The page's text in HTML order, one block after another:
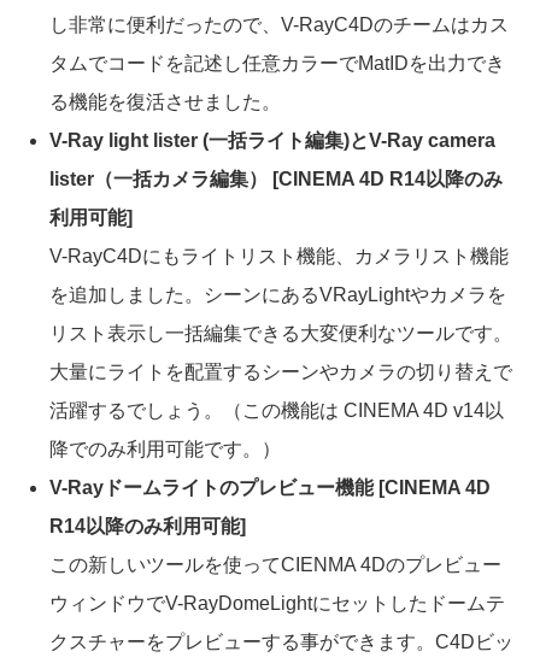
し非常に便利だったので、V-RayC4Dのチームはカス
タムでコードを記述し任意カラーでMatIDを出力でき
る機能を復活させました。
V-Ray light lister (一括ライト編集)とV-Ray camera
lister（一括カメラ編集） [CINEMA 4D R14以降のみ
利用可能]
V-RayC4Dにもライトリスト機能、カメラリスト機能
を追加しました。シーンにあるVRayLightやカメラを
リスト表示し一括編集できる大変便利なツールです。
大量にライトを配置するシーンやカメラの切り替えで
活躍するでしょう。（この機能は CINEMA 4D v14以
降でのみ利用可能です。）
V-Rayドームライトのプレビュー機能 [CINEMA 4D
R14以降のみ利用可能]
この新しいツールを使ってCIENMA 4Dのプレビュー
ウィンドウでV-RayDomeLightにセットしたドームテ
クスチャーをプレビューする事ができます。C4Dビッ